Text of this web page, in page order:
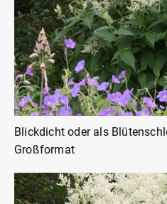
Blickdicht oder als
Großformat